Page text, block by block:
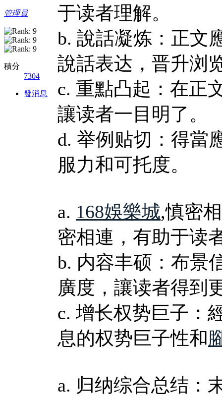
管理員
積分
7304
發消息
于读者理解。
b. 說話凝炼：正文
說話表达，晋升浏
c. 重點凸起：在正
讓读者一目明了。
d. 举例贴切：得當
服力和可托度。
a. 168娛樂城,慎密
密相連，有助于读
b. 内容丰硕：布景
廣度，讓读者得到
c. 增长权势巨子：
息的权势巨子性和
a. 归纳综合总结：